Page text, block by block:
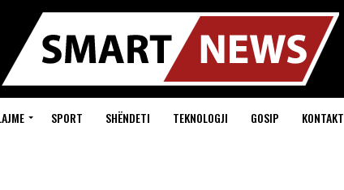
SPORT SHËNDETI TEKNOLOGJI GOSIP KONTAKT